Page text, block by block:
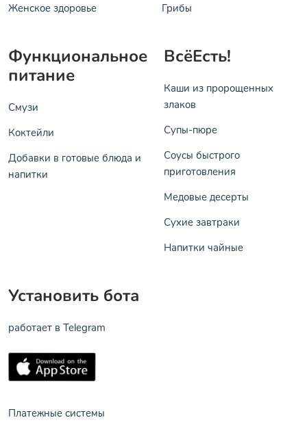
Женское здоровье
Грибы
Функциональное
питание
Смузи
Коктейли
Добавки в готовые блюда и
напитки
ВсёЕсть!
Каши из пророщенных
злаков
Супы-пюре
Соусы быстрого
приготовления
Медовые десерты
Сухие завтраки
Напитки чайные
Установить бота
работает в Telegram
Платежные системы